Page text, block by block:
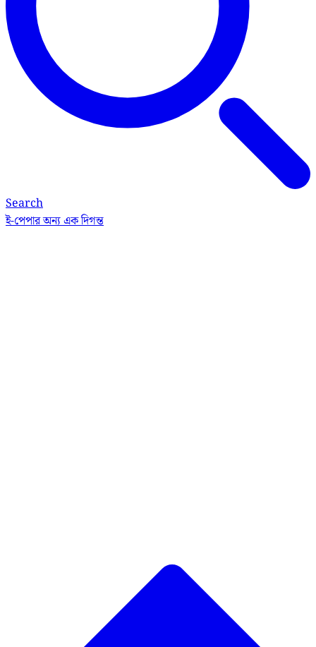
Search
ই-পেপারঅন্য এক দিগন্ত